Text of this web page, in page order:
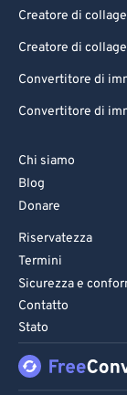
Creatore di
Creatore di
Convertitore di
Convertitore di
Chi siamo
Blog
Donare
Riservatezza
Termini
Sicurezza e
Contatto
Stato